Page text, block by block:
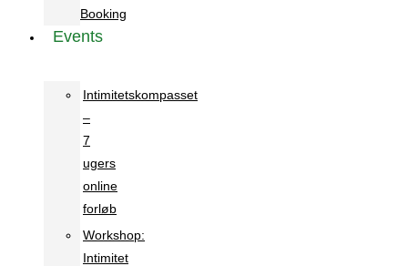
Booking
Events
Intimitetskompasset
–
7
ugers
online
forløb
Workshop:
Intimitet